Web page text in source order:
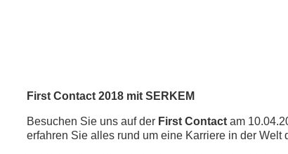
First Contact 2018 mit SERKEM
Besuchen Sie uns auf der First Contact am
erfahren Sie alles rund um eine Karriere in der Welt